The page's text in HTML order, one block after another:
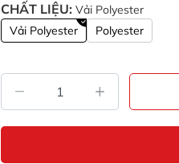
CHẤT LIỆU: Vải Polyester
Vải Polyester
Polyester